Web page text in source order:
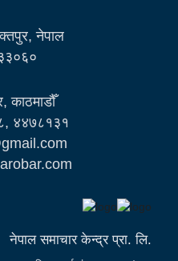
नेपाल
काठमाडौँ
४४७८१३१
नेपाल समाचार केन्द्र प्रा. लि.